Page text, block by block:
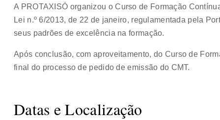
A PROTAXISÓ organizou o Curso de Formação
Lei n.º 6/2013, de 22 de janeiro, regulamentada pela
seus padrões de excelência na formação.
Após conclusão, com aproveitamento, do Curso de
final do processo de pedido de emissão do CMT.
Datas e Localização